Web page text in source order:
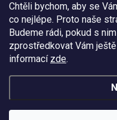
Chtěli bychom, aby se
co nejlépe. Proto naše
Budeme rádi, pokud s
zprostředkovat Vám
informací zde.
Top 6 značek pro domácí
Copyright 2026Grenze Markt